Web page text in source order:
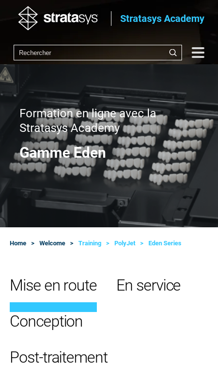
Stratasys Academy
Formation en ligne avec la
Stratasys Academy
Gamme Eden
Home Welcome Training PolyJet Eden Series
Mise en route
En service
Conception
Post-traitement